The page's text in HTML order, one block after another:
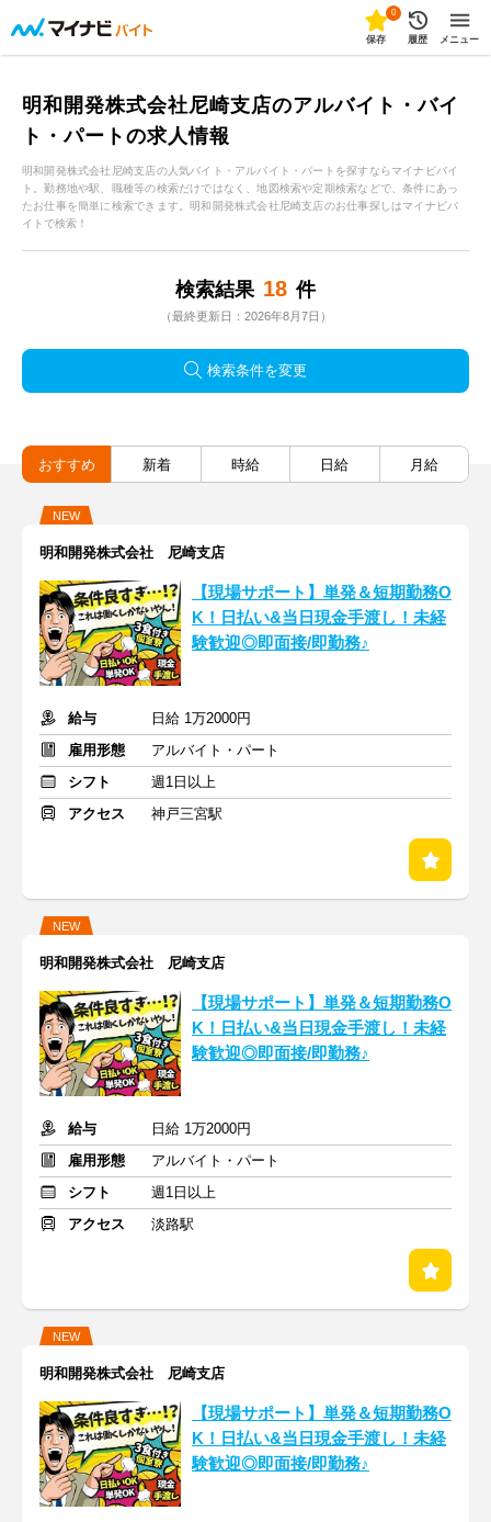
0
保存 履歴 メニュー
明和開発株式会社尼崎支店のアルバイト・バイ
ト・パートの求人情報
明和開発株式会社尼崎支店の人気バイト・アルバイト・パートを探すならマイナビバイ
ト。勤務地や駅、職種等の検索だけではなく、地図検索や定期検索などで、条件にあっ
たお仕事を簡単に検索できます。明和開発株式会社尼崎支店のお仕事探しはマイナビバ
イトで検索！
検索結果 18 件
（最終更新日：2026年8月7日）
検索条件を変更
おすすめ 新着 時給 日給 月給
NEW
明和開発株式会社 尼崎支店
【現場サポート】単発＆短期勤務O
K！日払い&当日現金手渡し！未経
験歓迎◎即面接/即勤務♪
給与
日給 1万2000円
雇用形態
アルバイト・パート
シフト
週1日以上
アクセス
神戸三宮駅
NEW
明和開発株式会社 尼崎支店
【現場サポート】単発＆短期勤務O
K！日払い&当日現金手渡し！未経
験歓迎◎即面接/即勤務♪
給与
日給 1万2000円
雇用形態
アルバイト・パート
シフト
週1日以上
アクセス
淡路駅
NEW
明和開発株式会社 尼崎支店
【現場サポート】単発＆短期勤務O
K！日払い&当日現金手渡し！未経
験歓迎◎即面接/即勤務♪